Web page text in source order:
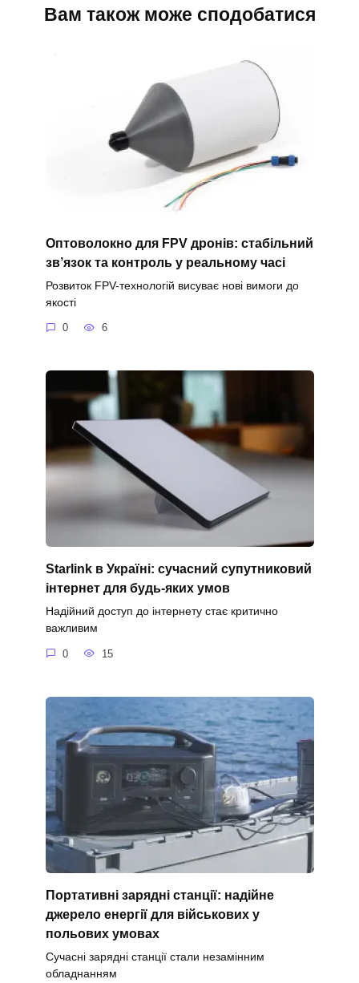
Вам також може сподобатися
Оптоволокно для FPV дронів: стабільний
зв’язок та контроль у реальному часі
Розвиток FPV-технологій висуває нові вимоги до
якості
0 6
Starlink в Україні: сучасний супутниковий
інтернет для будь-яких умов
Надійний доступ до інтернету стає критично
важливим
0 15
Портативні зарядні станції: надійне
джерело енергії для військових у
польових умовах
Сучасні зарядні станції стали незамінним
обладнанням